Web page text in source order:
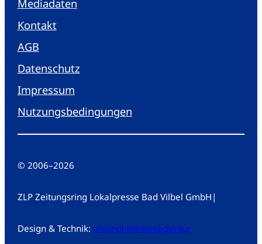
Mediadaten
Kontakt
AGB
Datenschutz
Impressum
Nutzungsbedingungen
© 2006–2026
ZLP Zeitungsring Lokalpresse Bad Vilbel GmbH |
Design & Technik: creandi Medienagentur